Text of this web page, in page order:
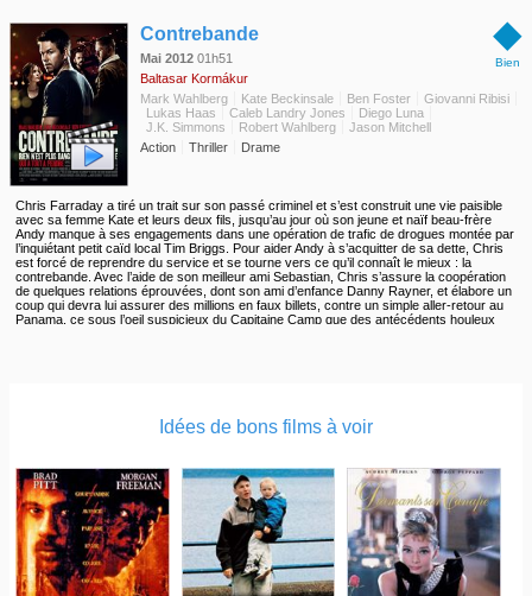
◆
Bien
Contrebande
Mai 2012 01h51
Baltasar Kormákur
Mark Wahlberg
Kate Beckinsale Ben Foster
Giovanni Ribisi
Lukas Haas
Caleb Landry Jones
Diego Luna
J.K. Simmons
Robert Wahlberg
Jason Mitchell
Action
Thriller Drame
Chris Farraday a tiré un trait sur son passé criminel et s’est construit une vie paisible
avec sa femme Kate et leurs deux fils, jusqu’au jour où son jeune et naïf beau-frère
Andy manque à ses engagements dans une opération de trafic de drogues montée par
l’inquiétant petit caïd local Tim Briggs. Pour aider Andy à s’acquitter de sa dette, Chris
est forcé de reprendre du service et se tourne vers ce qu’il connaît le mieux : la
contrebande. Avec l’aide de son meilleur ami Sebastian, Chris s’assure la coopération
de quelques relations éprouvées, dont son ami d’enfance Danny Rayner, et élabore un
coup qui devra lui assurer des millions en faux billets, contre un simple aller-retour au
Panama, ce sous l’oeil suspicieux du Capitaine Camp que des antécédents houleux
Idées de bons films à voir